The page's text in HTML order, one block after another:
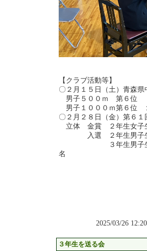
【クラブ活動等】
〇２月１５日（土）青森
男子５００ｍ 第６位
男子１０００ｍ第６位
〇２月２８日（金）第６
立体 金賞 ２年生女子
入選 ２年生男子生徒
３年生男子生徒２
2025/03/26
３年生を送る会